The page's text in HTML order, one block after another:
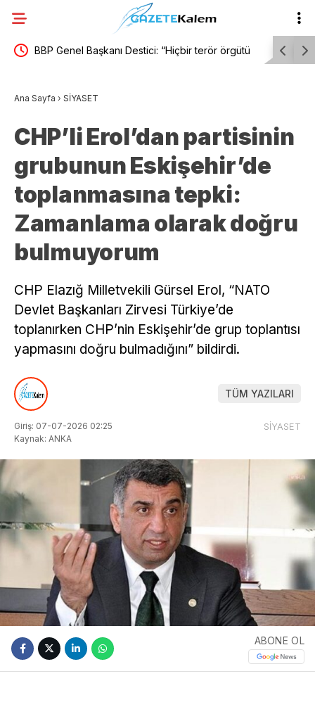
BBP Genel Başkanı Destici: “Hiçbir terör örgütü TKP
Ana Sayfa › SİYASET
CHP’li Erol’dan partisinin
grubunun Eskişehir’de
toplanmasına tepki:
Zamanlama olarak doğru
bulmuyorum
CHP Elazığ Milletvekili Gürsel Erol, “NATO
Devlet Başkanları Zirvesi Türkiye’de
toplanırken CHP’nin Eskişehir’de grup toplantısı
yapmasını doğru bulmadığını” bildirdi.
TÜM YAZILARI
Giriş: 07-07-2026 02:25
Kaynak: ANKA
SİYASET
ABONE OL